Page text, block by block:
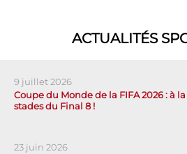
ACTUALITÉS
9 juillet 2026
Coupe du Monde de la FIFA 2026 : à
stades du Final 8 !
23 juin 2026